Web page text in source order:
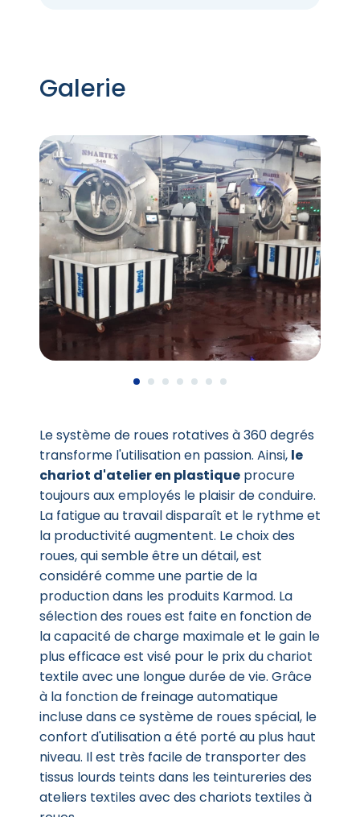
Galerie
Le système de roues rotatives à 360 degrés
transforme l'utilisation en passion. Ainsi, le
chariot d'atelier en plastique procure
toujours aux employés le plaisir de conduire.
La fatigue au travail disparaît et le rythme et
la productivité augmentent. Le choix des
roues, qui semble être un détail, est
considéré comme une partie de la
production dans les produits Karmod. La
sélection des roues est faite en fonction de
la capacité de charge maximale et le gain le
plus efficace est visé pour le prix du chariot
textile avec une longue durée de vie. Grâce
à la fonction de freinage automatique
incluse dans ce système de roues spécial, le
confort d'utilisation a été porté au plus haut
niveau. Il est très facile de transporter des
tissus lourds teints dans les teintureries des
ateliers textiles avec des chariots textiles à